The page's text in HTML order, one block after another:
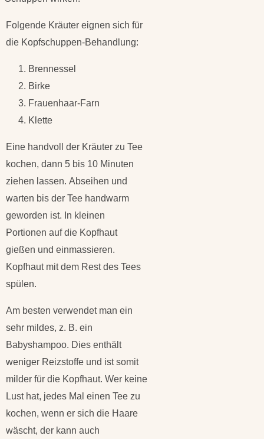
Folgende Kräuter eignen sich für
die Kopfschuppen-Behandlung:
Brennessel
Birke
Frauenhaar-Farn
Klette
Eine handvoll der Kräuter zu Tee
kochen, dann 5 bis 10 Minuten
ziehen lassen. Abseihen und
warten bis der Tee handwarm
geworden ist. In kleinen
Portionen auf die Kopfhaut
gießen und einmassieren.
Kopfhaut mit dem Rest des Tees
spülen.
Am besten verwendet man ein
sehr mildes, z. B. ein
Babyshampoo. Dies enthält
weniger Reizstoffe und ist somit
milder für die Kopfhaut. Wer keine
Lust hat, jedes Mal einen Tee zu
kochen, wenn er sich die Haare
wäscht, der kann auch